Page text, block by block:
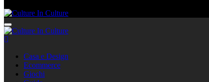
Culture In Culture
Culture In Culture
Casa e Design
Ecommerce
Giochi